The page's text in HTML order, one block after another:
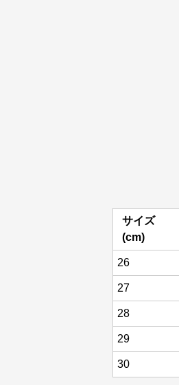
サイズ
(cm)
26
27
28
29
30